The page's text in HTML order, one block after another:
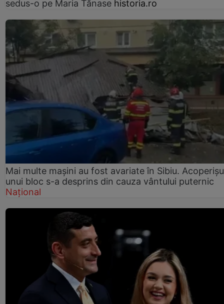
sedus-o pe Maria Tănase historia.ro
Mai multe mașini au fost avariate în Sibiu.
unui bloc s-a desprins din cauza vântului puternic
Național